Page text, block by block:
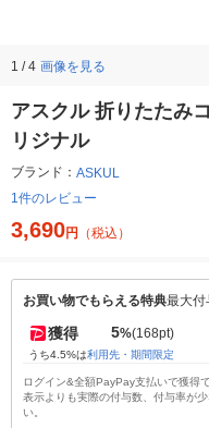
1 / 4 画像を見る
アスクル 折りたたみ
リジナル
ブランド： ASKUL
1件のレビュー
3,690円 （税込）
お買い物でもらえる特典最大
獲得 5%(168pt)
うち4.5%は利用先・期間限定
ログイン&全額PayPay支払いで獲得
表示よりも実際の付与数、付与率が
い。